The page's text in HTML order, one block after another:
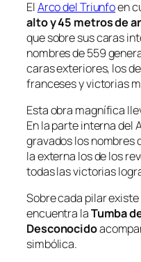
ElArco del Triunfoen
alto y 45 metros de
que sobre sus caras
nombres de 559
caras exteriores, los
franceses y victorias
Esta obra magnífica
En la parte interna del
gravados los nombres
la externa los de los
todas las victorias
Sobre cada pilar
encuentra laTumba
Desconocido
simbólica.